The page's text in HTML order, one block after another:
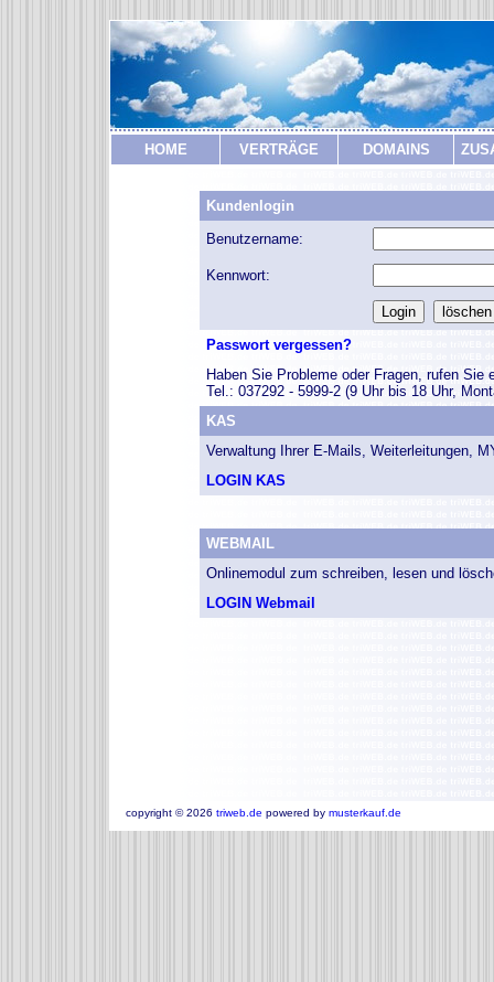
HOME VERTRÄGE DOMAINS
Kundenlogin
Benutzername:
Kennwort:
Passwort vergessen?
Haben Sie Probleme oder Fragen, rufen Sie
Tel.: 037292 - 5999-2 (9 Uhr bis 18 Uhr,
KAS
Verwaltung Ihrer E-Mails, Weiterleitungen,
LOGIN KAS
WEBMAIL
Onlinemodul zum schreiben, lesen und
LOGIN Webmail
copyright ©2026 triweb.de powered by musterkauf.de